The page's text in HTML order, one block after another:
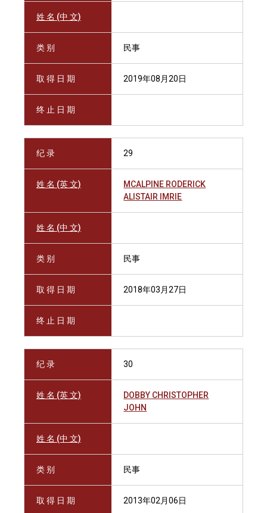
姓 名 (中 文)
类 别 民事
取 得 日 期 2019年08月20日
终 止 日 期
纪 录 29
姓 名 (英 文)
MCALPINE RODERICK
ALISTAIR IMRIE
姓 名 (中 文)
类 别 民事
取 得 日 期 2018年03月27日
终 止 日 期
纪 录 30
姓 名 (英 文)
DOBBY CHRISTOPHER
JOHN
姓 名 (中 文)
类 别 民事
取 得 日 期 2013年02月06日